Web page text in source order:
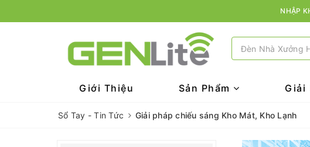
NHẬP
Giới Thiệu Sản Phẩm Giải
Sổ Tay - Tin Tức Giải pháp chiếu sáng Kho Mát, Kho Lạnh